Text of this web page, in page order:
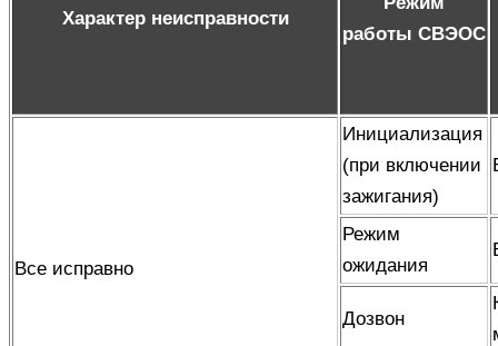
Характер неисправности
работы СВЭОС
Все исправно
Инициализация
(при включении
зажигания)
Режим
ожидания
Дозвон